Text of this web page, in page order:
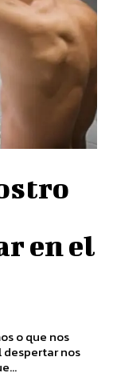
en el
o que nos
despertar nos